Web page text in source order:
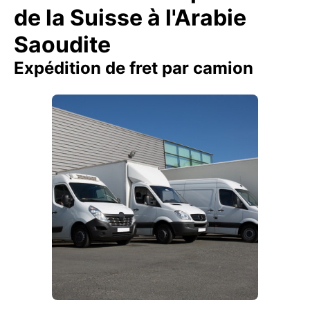
de la Suisse à l'Arabie
Saoudite
Expédition de fret par camion